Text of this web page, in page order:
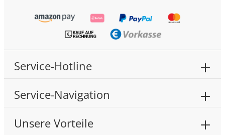
Service-Hotline
Service-Navigation
Unsere Vorteile